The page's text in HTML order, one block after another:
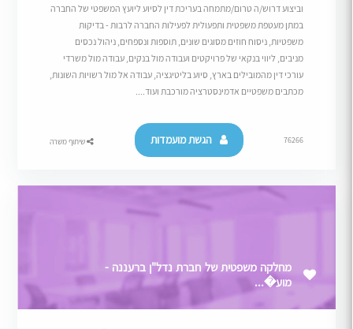
וביצוע דרוש/ה טרום/מתמחה בעריכת דין לסיוע ליועץ המשפטי של החברה
במתן מעטפת משפטית ותפעולית לפעילות החברה לרבות - בדיקות
משפטיות, ניסוח חוזים מסוגים שונים, תוספות ונספחים, ניהול נכסים
מניבים, ליווי בנקאי של פרויקטים ועבודה מול בנקים, עבודה מול משרדי
עורכי דין מהמובילים בארץ, סיוע בליטיגציה, עבודה אל מול רשויות השונות,
מכתבים משפטיים אדמינסטרציה מורכבת ועוד....
76266 הגשת מועמדות שיתוף משרה
מחלקה משפטית של חברת נדל"ן ברעננה -
מוע�...